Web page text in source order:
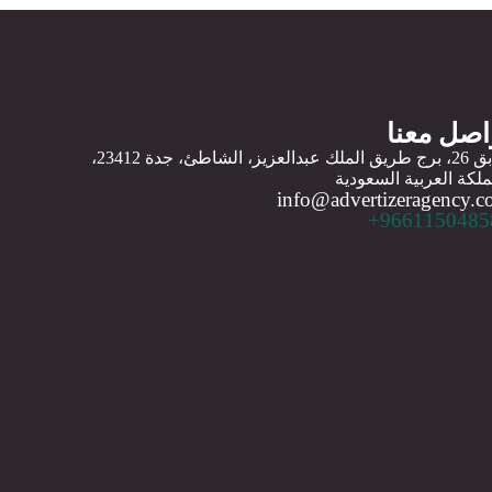
معنا
طابق 26، برج طريق الملك عبدالعزيز، الشاطئ، جدة 23412،
العربية السعودية